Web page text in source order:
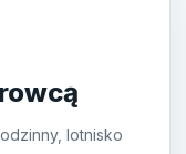
lotnisko